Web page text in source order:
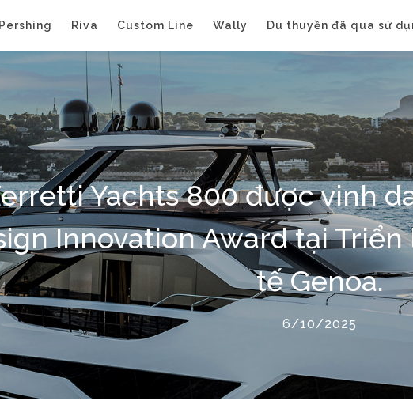
Pershing Riva Custom Line Wally Du thuyền đã qua sử
Yachts 800 được vinh
Innovation Award tại
tế Genoa.
6/10/2025